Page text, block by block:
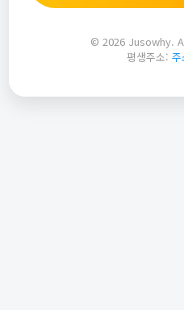
© 2026 Jusowhy.
평생주소: